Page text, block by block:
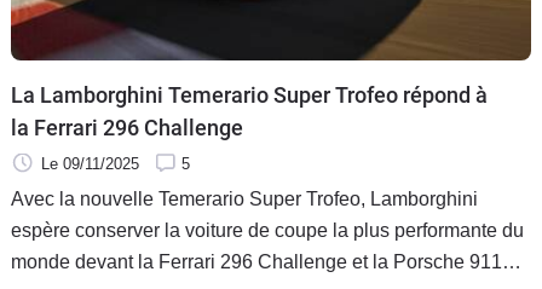
La Lamborghini Temerario Super Trofeo répond à
la Ferrari 296 Challenge
Le 09/11/2025 5
Avec la nouvelle Temerario Super Trofeo, Lamborghini
espère conserver la voiture de coupe la plus performante du
monde devant la Ferrari 296 Challenge et la Porsche 911